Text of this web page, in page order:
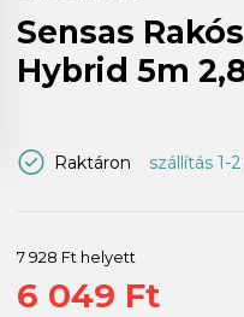
Sensas
Hybrid 5m
Raktáron szállítás 1-
7 928 Ft helyett
6 049 Ft